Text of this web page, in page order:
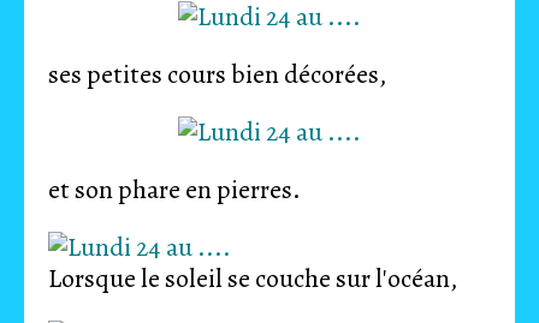
ses petites cours bien décorées,
et son phare en pierres.
Lorsque le soleil se couche sur l'océan,